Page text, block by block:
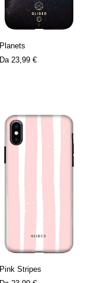
Planets
Da 23,99 €
Pink Stripes